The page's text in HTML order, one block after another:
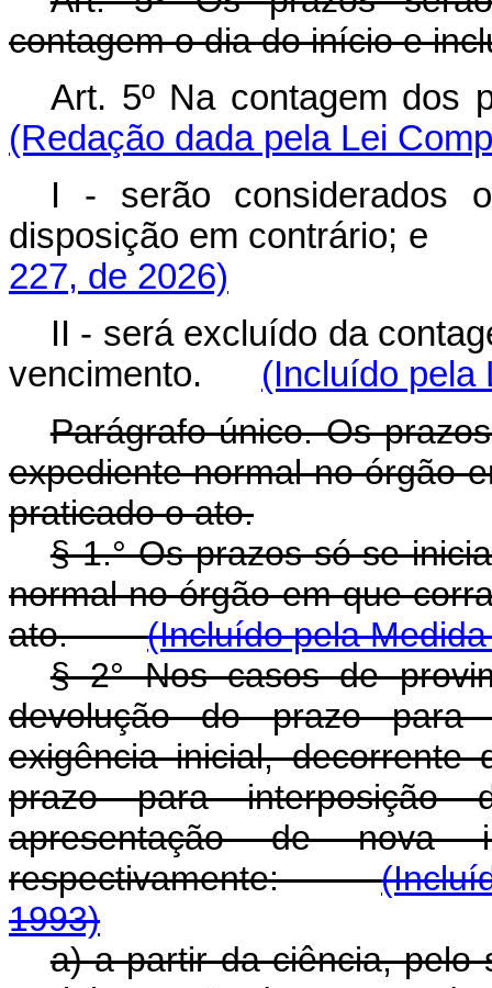
contagem o dia do início e
Art. 5º Na contagem
(Redação dada pela Lei
I - serão considerados
disposição em contrário;
227, de 2026)
II - será excluído da
vencimento. (Incluído pela
Parágrafo único. Os
expediente normal no órgão
praticado o ato.
§ 1.° Os prazos só se
normal no órgão em que
ato.(Incluído pela
§ 2° Nos casos de
devolução do prazo para
exigência inicial,
prazo para interposição
apresentação de nova
respectivamente:
1993)
a) a partir da ciência, pelo